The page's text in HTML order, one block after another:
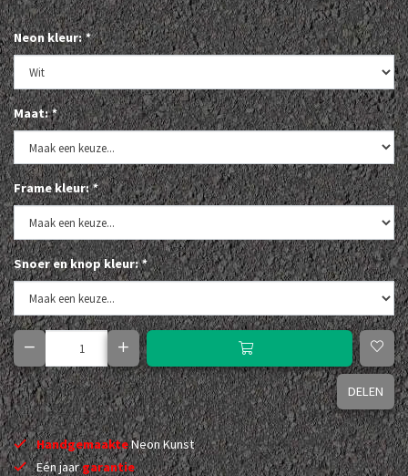
Neon kleur:*
Maat:*
Frame kleur:*
Snoer en knop kleur:*
DELEN
HandgemaakteNeon Kunst
Eén jaargarantie